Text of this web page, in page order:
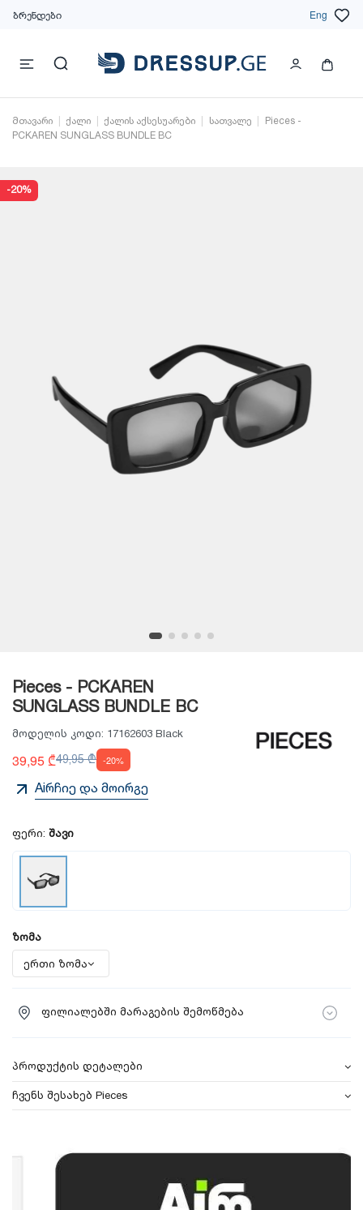
ბრენდები Eng
მთავარი ქალი ქალის აქსესუარები სათვალე
Pieces -
PCKAREN SUNGLASS BUNDLE BC
-20%
Pieces - PCKAREN
SUNGLASS BUNDLE BC
მოდელის კოდი: 17162603 Black
39,95 ₾49,95 ₾ -20%
Aiრჩიე და მოირგე
ფერი: შავი
ზომა
ფილიალებში მარაგების შემოწმება
პროდუქტის დეტალები
ჩვენს შესახებ Pieces